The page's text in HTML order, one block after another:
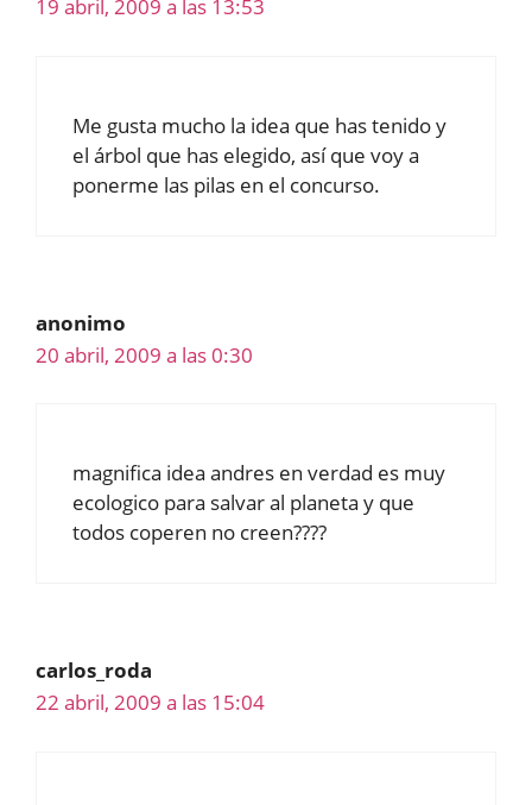
19 abril, 2009 a las 13:53
Me gusta mucho la idea que has tenido y
el árbol que has elegido, así que voy a
ponerme las pilas en el concurso.
anonimo
20 abril, 2009 a las 0:30
magnifica idea andres en verdad es muy
ecologico para salvar al planeta y que
todos coperen no creen????
carlos_roda
22 abril, 2009 a las 15:04